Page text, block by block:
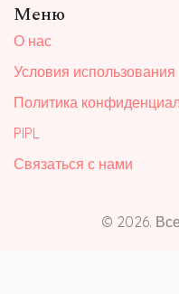
Меню
О нас
Условия использования
Политика
PIPL
Связаться с нами
© 2026.